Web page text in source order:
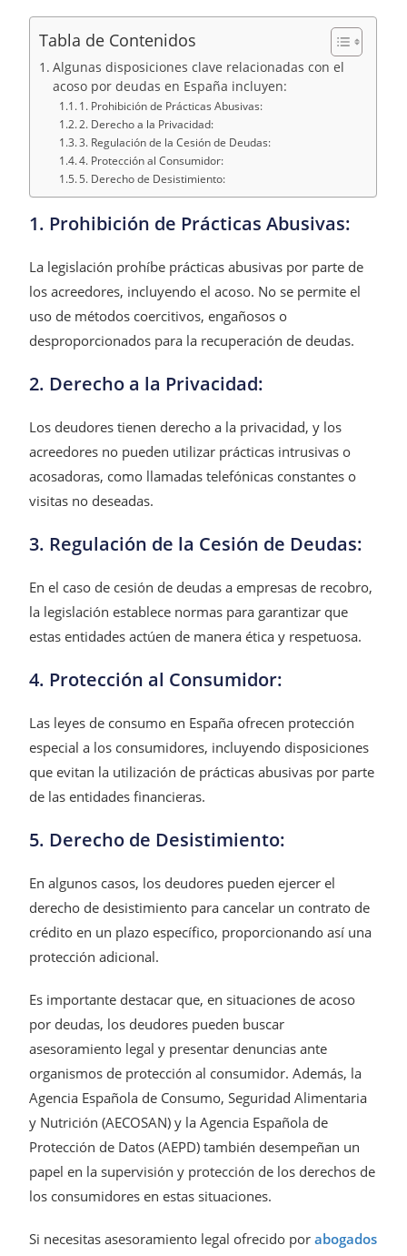
Tabla de Contenidos
Algunas disposiciones clave relacionadas con el
acoso por deudas en España incluyen:
1. Prohibición de Prácticas Abusivas:
2. Derecho a la Privacidad:
3. Regulación de la Cesión de Deudas:
4. Protección al Consumidor:
5. Derecho de Desistimiento:
1. Prohibición de Prácticas Abusivas:
La legislación prohíbe prácticas abusivas por parte de
los acreedores, incluyendo el acoso. No se permite el
uso de métodos coercitivos, engañosos o
desproporcionados para la recuperación de deudas.
2. Derecho a la Privacidad:
Los deudores tienen derecho a la privacidad, y los
acreedores no pueden utilizar prácticas intrusivas o
acosadoras, como llamadas telefónicas constantes o
visitas no deseadas.
3. Regulación de la Cesión de Deudas:
En el caso de cesión de deudas a empresas de recobro,
la legislación establece normas para garantizar que
estas entidades actúen de manera ética y respetuosa.
4. Protección al Consumidor:
Las leyes de consumo en España ofrecen protección
especial a los consumidores, incluyendo disposiciones
que evitan la utilización de prácticas abusivas por parte
de las entidades financieras.
5. Derecho de Desistimiento:
En algunos casos, los deudores pueden ejercer el
derecho de desistimiento para cancelar un contrato de
crédito en un plazo específico, proporcionando así una
protección adicional.
Es importante destacar que, en situaciones de acoso
por deudas, los deudores pueden buscar
asesoramiento legal y presentar denuncias ante
organismos de protección al consumidor. Además, la
Agencia Española de Consumo, Seguridad Alimentaria
y Nutrición (AECOSAN) y la Agencia Española de
Protección de Datos (AEPD) también desempeñan un
papel en la supervisión y protección de los derechos de
los consumidores en estas situaciones.
Si necesitas asesoramiento legal ofrecido porabogados